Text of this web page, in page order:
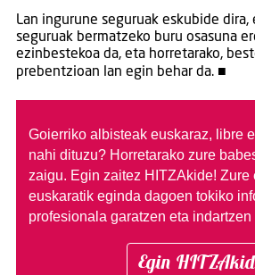
Lan ingurune seguruak eskubide dira,
seguruak bermatzeko buru osasuna
ezinbestekoa da, eta horretarako,
prebentzioan lan egin behar da. ■
Goierriko albisteak euskaraz, libre
nahi dituzu? Horretarako zure
zaigu. Egin zaitez HITZAkide! Zure
euskaratik eginda dagoen tokiko
profesionala garatzen eta
Egin